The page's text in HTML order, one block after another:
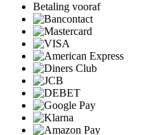
Betaling vooraf